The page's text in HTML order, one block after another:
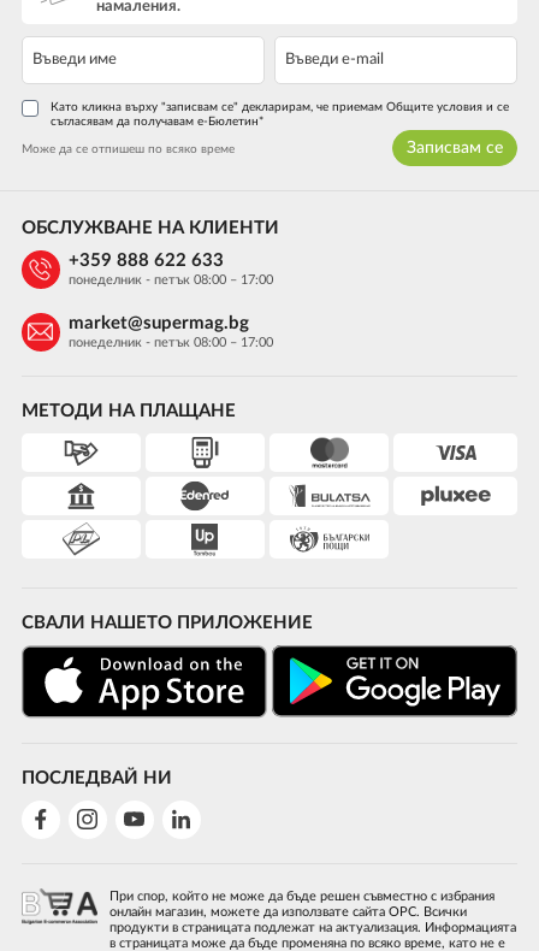
намаления.
Като кликна върху "записвам се" декларирам, че приемам Общите условия и се
съгласявам да получавам е-Бюлетин*
Може да се отпишеш по всяко време Записвам се
МЕТОДИ НА ПЛАЩАНЕ
СВАЛИ НАШЕТО ПРИЛОЖЕНИЕ
ПОСЛЕДВАЙ НИ
ОБСЛУЖВАНЕ НА КЛИЕНТИ
+359 888 622 633
понеделник - петък 08:00 – 17:00
market@supermag.bg
понеделник - петък 08:00 – 17:00
При спор, който не може да бъде решен съвместно с избрания
онлайн магазин, можете да използвате сайта ОРС. Всички
продукти в страницата подлежат на актуализация. Информацията
в страницата може да бъде променяна по всяко време, като не е